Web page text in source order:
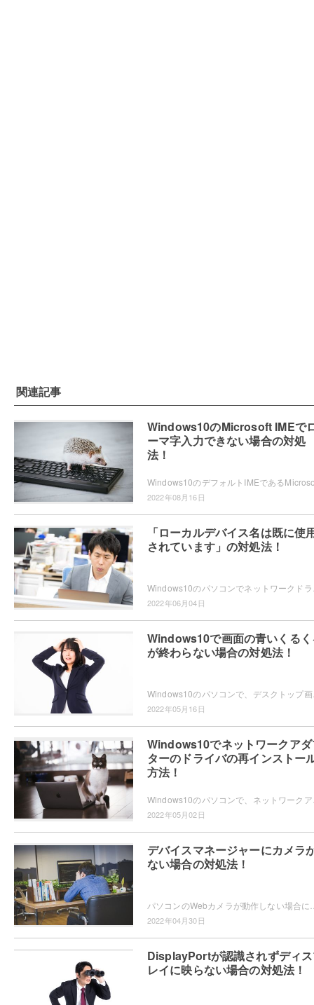
関連記事
Windows10のMicrosoft IMEで
ーマ字入力できない場合の対処
法！
2022年08月16日
「ローカルデバイス名は既に使
されています」の対処法！
2022年06月04日
Windows10で画面の青いくる
が終わらない場合の対処法！
Windows10のパソコンで、デスク
2022年05月16日
Windows10でネットワークア
ターのドライバの再インストー
方法！
2022年05月02日
デバイスマネージャーにカメラ
ない場合の対処法！
2022年04月30日
DisplayPortが認識されずディ
レイに映らない場合の対処法！